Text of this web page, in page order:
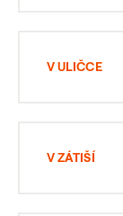
V ULIČCE
V ZÁTIŠÍ